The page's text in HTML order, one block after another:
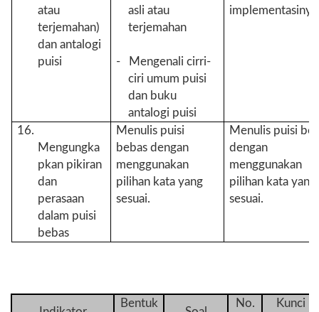
atau
terjemahan)
dan antalogi
puisi
asli atau
terjemahan
- Mengenali cirri-
ciri umum puisi
dan buku
antalogi puisi
implementasinya
16.
Mengungka
pkan pikiran
dan
perasaan
dalam puisi
bebas
Menulis puisi
bebas dengan
menggunakan
pilihan kata yang
sesuai.
Menulis puisi
dengan
menggunakan
pilihan kata yang
sesuai.
Bentuk
No.
Kunci